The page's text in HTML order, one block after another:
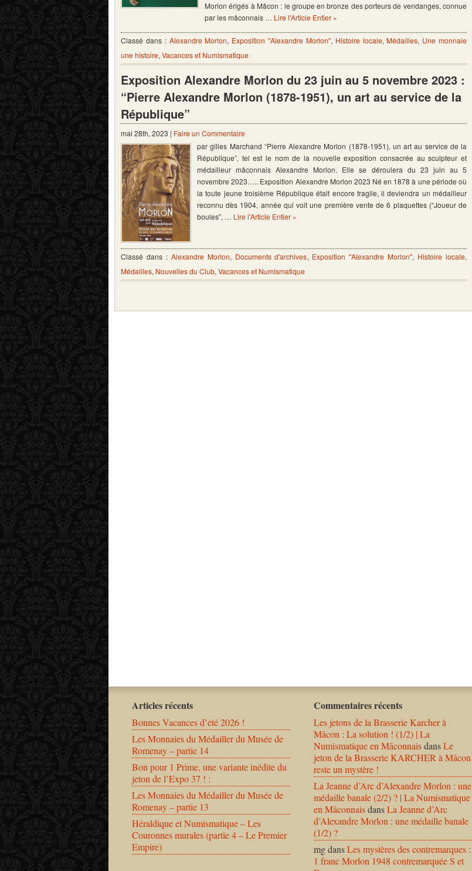
Morlon érigés à Mâcon : le groupe en bronze des porteurs de vendanges, connue
par les mâconnais … Lire l'Article Entier »
Classé dans : Alexandre Morlon, Exposition "Alexandre Morlon", Histoire locale,Médailles, Une monnaie
une histoire, Vacances et Numismatique
Exposition Alexandre Morlon du 23 juin au 5 novembre 2023 :
“Pierre Alexandre Morlon (1878-1951), un art au service de la
République”
mai 28th, 2023 | Faire un Commentaire
par gilles Marchand “Pierre Alexandre Morlon (1878-1951), un art au service de la
République”, tel est le nom de la nouvelle exposition consacrée au sculpteur et
médailleur mâconnais Alexandre Morlon. Elle se déroulera du 23 juin au 5
novembre 2023….. Exposition Alexandre Morlon 2023 Né en 1878 à une période où
la toute jeune troisième République était encore fragile, il deviendra un médailleur
reconnu dès 1904, année qui voit une première vente de 6 plaquettes (“Joueur de
boules”, … Lire l'Article Entier »
Classé dans : Alexandre Morlon, Documents d'archives, Exposition "Alexandre Morlon", Histoire locale,
Médailles, Nouvelles du Club, Vacances et Numismatique
Articles récents
Bonnes Vacances d’été 2026 !
Les Monnaies du Médailler du Musée de
Romenay – partie 14
Bon pour 1 Prime, une variante inédite du
jeton de l’Expo 37 ! :
Les Monnaies du Médailler du Musée de
Romenay – partie 13
Héraldique et Numismatique – Les
Couronnes murales (partie 4 – Le Premier
Empire)
Commentaires récents
Les jetons de la Brasserie Karcher à
Mâcon : La solution ! (1/2) | La
Numismatique en MâconnaisdansLe
jeton de la Brasserie KARCHER à Mâcon
reste un mystère !
La Jeanne d’Arc d’Alexandre Morlon : une
médaille banale (2/2) ? | La Numismatique
en MâconnaisdansLa Jeanne d’Arc
d’Alexandre Morlon : une médaille banale
(1/2) ?
mgdansLes mystères des contremarques :
1 franc Morlon 1948 contremarquée S et